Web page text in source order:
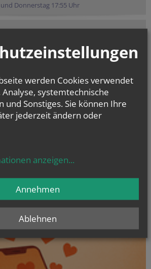
Donnerstag 17:55 Uhr
werden Cookies verwendet
systemtechnische
und Sonstiges. Sie können Ihre
jederzeit ändern oder
anzeigen...
Ablehnen
Annehmen